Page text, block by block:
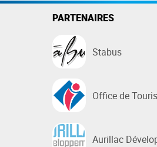
PARTENAIRES
Stabus
Office de
Aurillac